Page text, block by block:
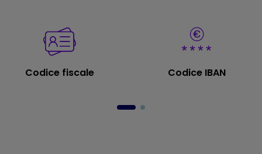
Codice fiscale Codice IBAN